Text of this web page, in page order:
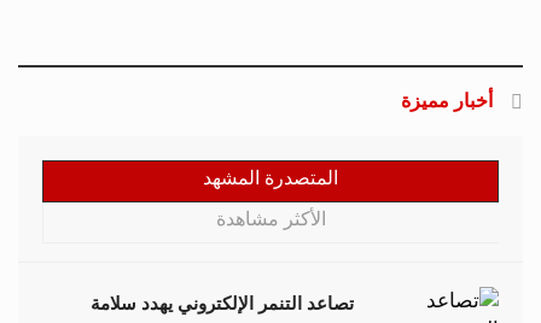
أخبار مميزة
المتصدرة المشهد
الأكثر مشاهدة
تصاعد التنمر الإلكتروني يهدد سلامة